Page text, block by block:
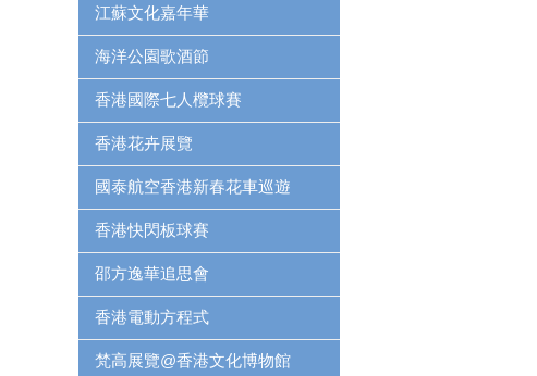
江蘇文化嘉年華
海洋公園歌酒節
香港國際七人欖球賽
香港花卉展覽
國泰航空香港新春花車巡遊
香港快閃板球賽
邵方逸華追思會
香港電動方程式
梵高展覽@香港文化博物館